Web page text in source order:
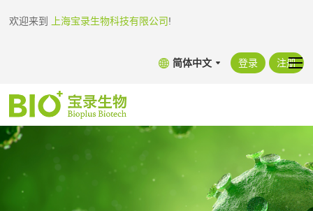
欢迎来到 上海宝录生物科技有限公司!
简体中文 登录 注册